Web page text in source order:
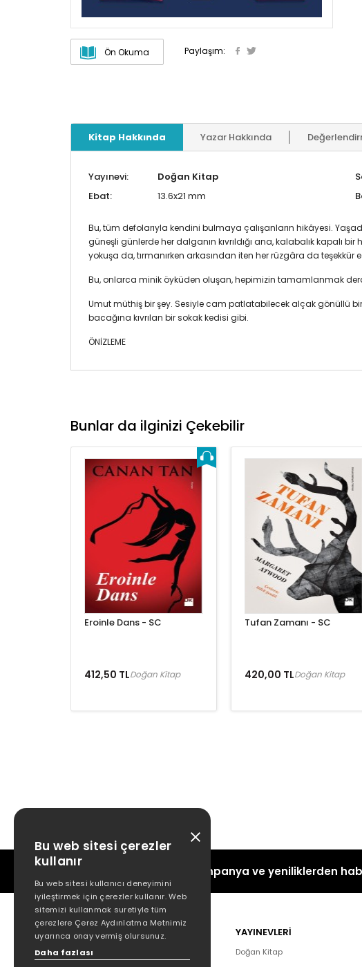
Ön Okuma Paylaşım:
Kitap Hakkında Yazar Hakkında
Yayınevi: Doğan Kitap
Ebat:
13.6x21 mm
Bu, tüm defolarıyla kendini bulmaya çalışanların hikâyesi.
güneşli günlerde her dalganın kıvrıldığı ana, kalabalık kapalı
yokuşa da, tırmanırken arkasından iten her rüzgâra da teşekkür
Bu, onlarca minik öyküden oluşan, hepimizin tamamlanmak
Umut müthiş bir şey. Sesiyle cam patlatabilecek alçak gönüllü
bacağına kıvrılan bir sokak kedisi gibi.
ÖNİZLEME
Bunlar da ilginizi Çekebilir
Eroinle Dans - SC
412,50 TLDoğan Kitap
Tufan Zamanı - SC
420,00 TLDoğan Kitap
Kampanya ve yeniliklerden
POPÜLER
Hakkımızda
YAYINEVLERİ
Doğan Kitap
Bu web sitesi çerezler
kullanır
Bu web sitesi kullanıcı deneyimini
iyileştirmek için çerezler kullanır. Web
sitemizi kullanmak suretiyle tüm
çerezlere Çerez Aydınlatma Metnimiz
uyarınca onay vermiş olursunuz.
Daha fazlası